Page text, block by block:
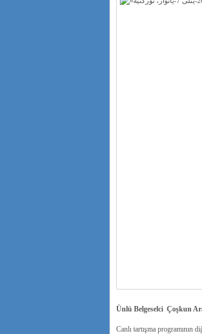
Ünlü Belgeselci Çoşkun
Canlı tartışma programının